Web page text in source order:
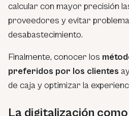
calcular con mayor precisión
proveedores y evitar
desabastecimiento.
Finalmente, conocer los
preferidos por los clientes
de caja y optimizar la
La digitalización